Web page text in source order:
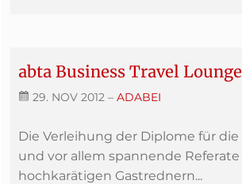
abta Business Travel Lounge
29. NOV 2012 – ADABEI
Die Verleihung der Diplome für
und vor allem spannende Referate
hochkarätigen Gastrednern...